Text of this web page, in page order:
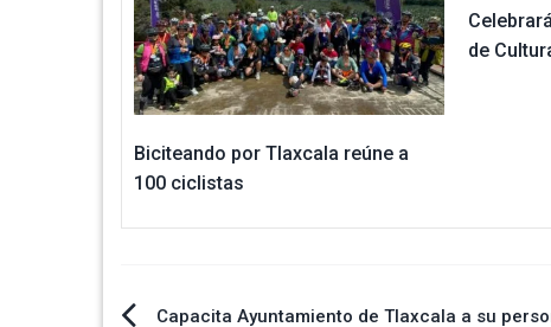
Biciteando por Tlaxcala reúne a
100 ciclistas
de
Capacita Ayuntamiento de Tlaxcala a su